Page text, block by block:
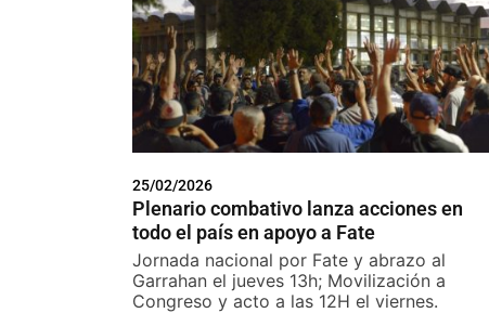
25/02/2026
Plenario combativo lanza acciones en
todo el país en apoyo a Fate
Jornada nacional por Fate y abrazo al
Garrahan el jueves 13h; Movilización a
Congreso y acto a las 12H el viernes.